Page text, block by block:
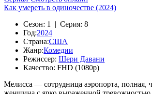
Как умереть в одиночестве (2024)
Сезон: 1 | Серия: 8
Год:2024
Страна:США
Жанр:Комедии
Режиссер: Шери Давани
Качество: FHD (1080p)
Мелисса — сотрудница аэропорта, полная,